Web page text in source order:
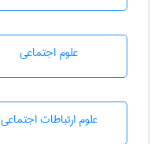
علوم اجتماعی
علوم ارتباطات اجتماعی